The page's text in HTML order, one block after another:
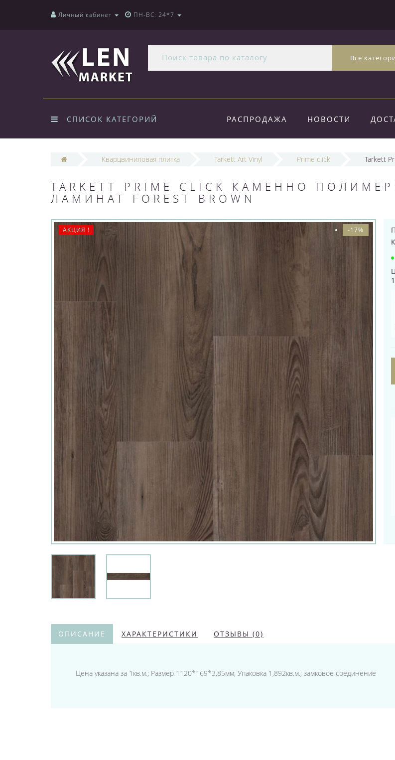
Личный кабинет ПН-ВС: 24*7
Все
СПИСОК КАТЕГОРИЙ РАСПРОДАЖА НОВОСТИ
Кварцвиниловая плитка Tarkett Art Vinyl Prime click Tarkett
TARKETT PRIME CLICK КАМЕННО
ЛАМИНАТ FOREST BROWN
АКЦИЯ ! -17%
ОПИСАНИЕ ХАРАКТЕРИСТИКИ ОТЗЫВЫ (0)
Цена указана за 1кв.м.; Размер 1120*169*3,85мм; Упаковка 1,892кв.м.; замковое соединение